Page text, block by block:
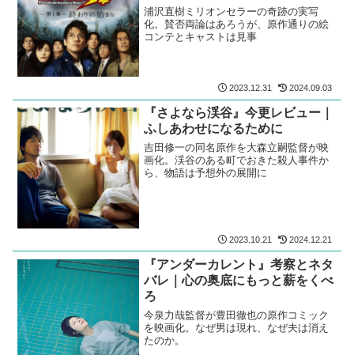
浦沢直樹ミリオンセラーの奇跡の実写
化。賛否両論はあろうが、原作通りの絵
コンテとキャストは見事
2023.12.31 2024.09.03
『さよなら渓谷』今更レビュー｜
ふしあわせになるために
吉田修一の同名原作を大森立嗣監督が映
画化。渓谷のある町でおきた殺人事件か
ら、物語は予想外の展開に
2023.10.21 2024.12.21
『アンダーカレント』考察とネタ
バレ｜心の奥底にもっと薪をくべ
ろ
今泉力哉監督が豊田徹也の原作コミック
を映画化。なぜ男は現れ、なぜ夫は消え
たのか。